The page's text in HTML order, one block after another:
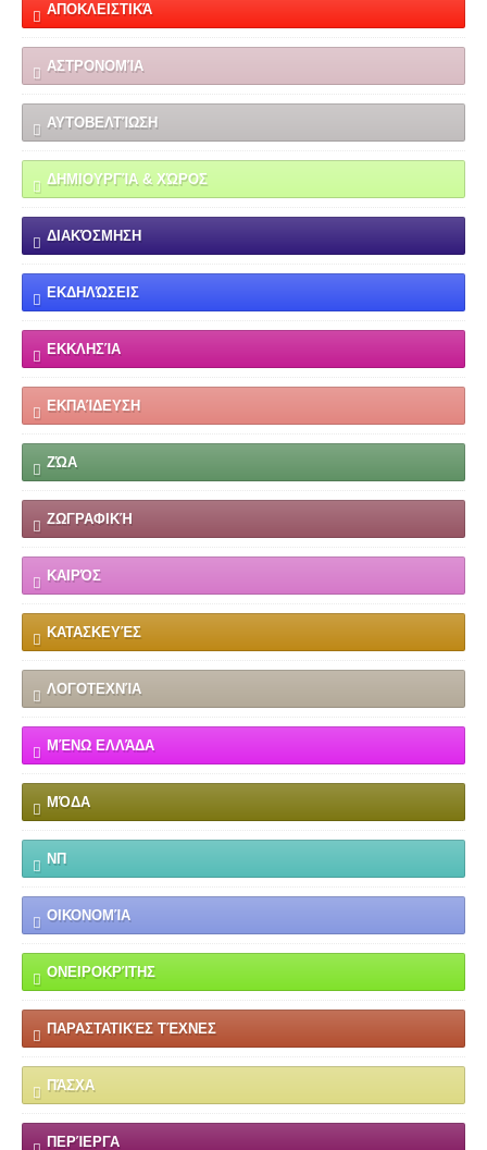
ΑΠΟΚΛΕΙΣΤΙΚΆ
ΑΣΤΡΟΝΟΜΊΑ
ΑΥΤΟΒΕΛΤΊΩΣΗ
ΔΗΜΙΟΥΡΓΊΑ & ΧΏΡΟΣ
ΔΙΑΚΌΣΜΗΣΗ
ΕΚΔΗΛΏΣΕΙΣ
ΕΚΚΛΗΣΊΑ
ΕΚΠΑΊΔΕΥΣΗ
ΖΏΑ
ΖΩΓΡΑΦΙΚΉ
ΚΑΙΡΌΣ
ΚΑΤΑΣΚΕΥΈΣ
ΛΟΓΟΤΕΧΝΊΑ
ΜΈΝΩ ΕΛΛΆΔΑ
ΜΌΔΑ
ΝΠ
ΟΙΚΟΝΟΜΊΑ
ΟΝΕΙΡΟΚΡΊΤΗΣ
ΠΑΡΑΣΤΑΤΙΚΈΣ ΤΈΧΝΕΣ
ΠΆΣΧΑ
ΠΕΡΊΕΡΓΑ